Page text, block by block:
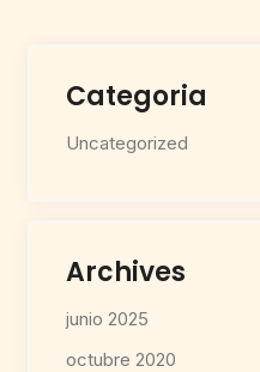
Categoria
Uncategorized
Archives
junio 2025
octubre 2020